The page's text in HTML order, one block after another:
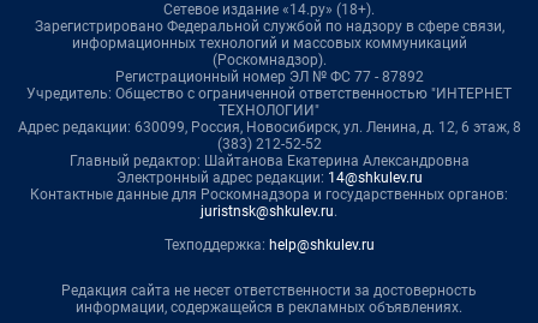
Сетевое издание «14.ру» (18+).
Зарегистрировано Федеральной службой по надзору в сфере связи,
информационных технологий и массовых коммуникаций
(Роскомнадзор).
Регистрационный номер ЭЛ № ФС 77 - 87892
Учредитель: Общество с ограниченной ответственностью "ИНТЕРНЕТ
ТЕХНОЛОГИИ"
Адрес редакции: 630099, Россия, Новосибирск, ул. Ленина, д. 12, 6 этаж, 8
(383) 212-52-52
Главный редактор: Шайтанова Екатерина Александровна
Электронный адрес редакции: 14@shkulev.ru
Контактные данные для Роскомнадзора и государственных органов:
juristnsk@shkulev.ru.
Техподдержка: help@shkulev.ru
Редакция сайта не несет ответственности за достоверность
информации, содержащейся в рекламных объявлениях.